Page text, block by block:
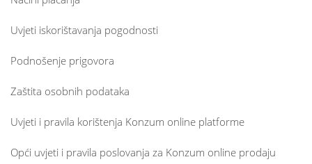
Uvjeti iskorištavanja pogodnosti
Podnošenje prigovora
Zaštita osobnih podataka
Uvjeti i pravila korištenja Konzum online platforme
Opći uvjeti i pravila poslovanja za Konzum online prodaju